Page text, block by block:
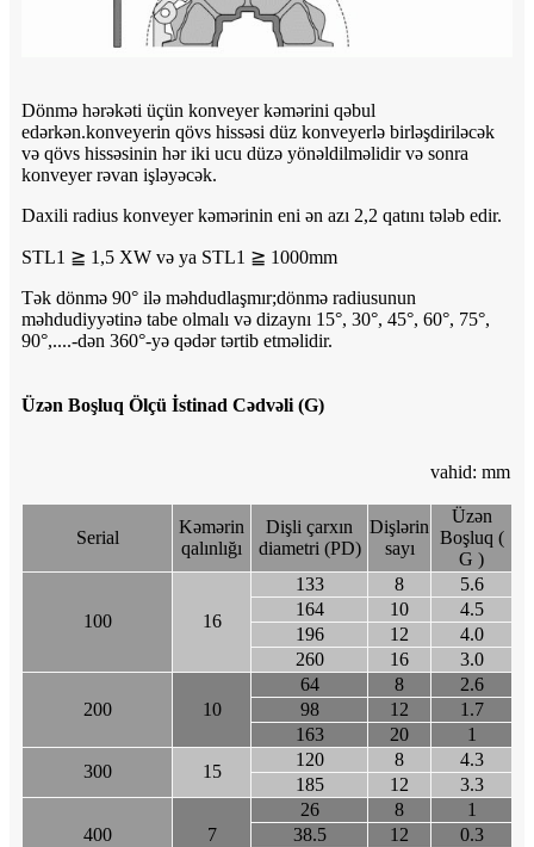
Dönmə hərəkəti üçün konveyer kəmərini qəbul
edərkən.konveyerin qövs hissəsi düz konveyerlə birləşdiriləcək
və qövs hissəsinin hər iki ucu düzə yönəldilməlidir və sonra
konveyer rəvan işləyəcək.
Daxili radius konveyer kəmərinin eni ən azı 2,2 qatını tələb edir.
STL1 ≧ 1,5 XW və ya STL1 ≧ 1000mm
Tək dönmə 90° ilə məhdudlaşmır;dönmə radiusunun
məhdudiyyətinə tabe olmalı və dizaynı 15°, 30°, 45°, 60°, 75°,
90°,....-dən 360°-yə qədər tərtib etməlidir.
Üzən Boşluq Ölçü İstinad Cədvəli (G)
vahid: mm
Serial
Kəmərin
qalınlığı
Dişli çarxın
diametri (PD)
Dişlərin
sayı
Üzən
Boşluq (
G )
100 16
133 8
5.6
164
10
4.5
196
12
4.0
260
16 3.0
200 10
64 8
2.6
98
12
1.7
163
20
1
300
15
120 8
4.3
185
12 3.3
400 7
26 8
1
38.5
12
0.3